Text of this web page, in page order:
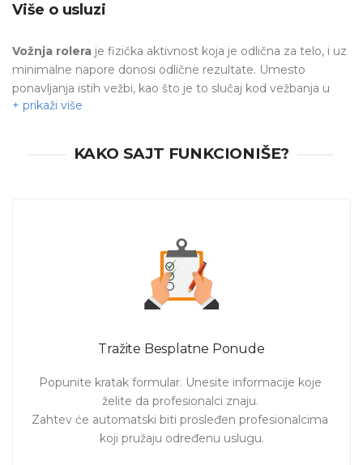
Više o usluzi
Vožnja rolera je fizička aktivnost koja je odlična za telo, i uz
minimalne napore donosi odlične rezultate. Umesto
ponavljanja istih vežbi, kao što je to slučaj kod vežbanja u
teretani,vožnjom rolera
Vožnja roleraje jedan od sportovakoji nam donose
naučite davozite rolere
svoje znanje i osećate se potpuno sigurno na
na rekreativnom,srednjemilinaprednom
nivou - Pošaljite zahtev i pogledajte ponude
instruktora
rolera u Beogradu,
sa cenama časova rolera
. Izaberite
najbolju ponudu za Vas!
KAKO SAJT FUNKCIONIŠE?
Tražite Besplatne Ponude
Popunite kratak formular. Unesite informacije koje
želite da profesionalci znaju.
Zahtev će automatski biti prosleđen profesionalcima
koji pružaju određenu uslugu.